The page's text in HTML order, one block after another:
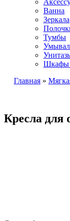
Ванна
Зеркала
Тумбы
Шкафы
Главная »
Кресла для